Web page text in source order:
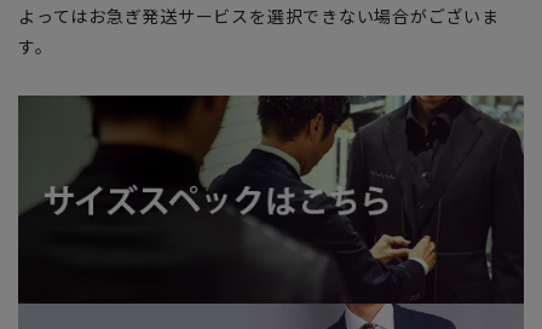
よってはお急ぎ発送サービスを選択できない場合がございま
す。